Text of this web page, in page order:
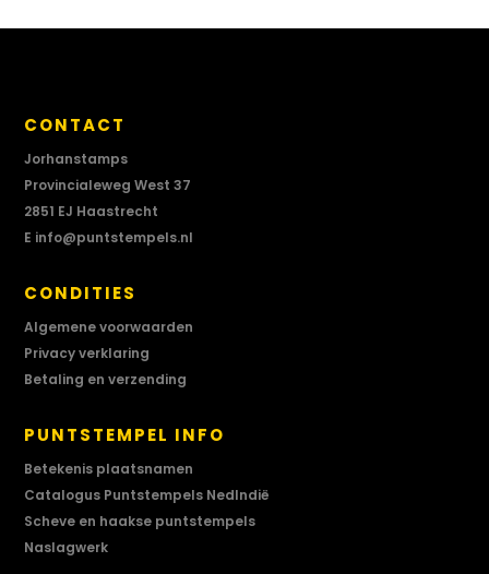
CONTACT
Jorhanstamps
Provincialeweg West 37
2851 EJ Haastrecht
E info@puntstempels.nl
CONDITIES
Algemene voorwaarden
Privacy verklaring
Betaling en verzending
PUNTSTEMPEL INFO
Betekenis plaatsnamen
Catalogus Puntstempels NedIndië
Scheve en haakse puntstempels
Naslagwerk